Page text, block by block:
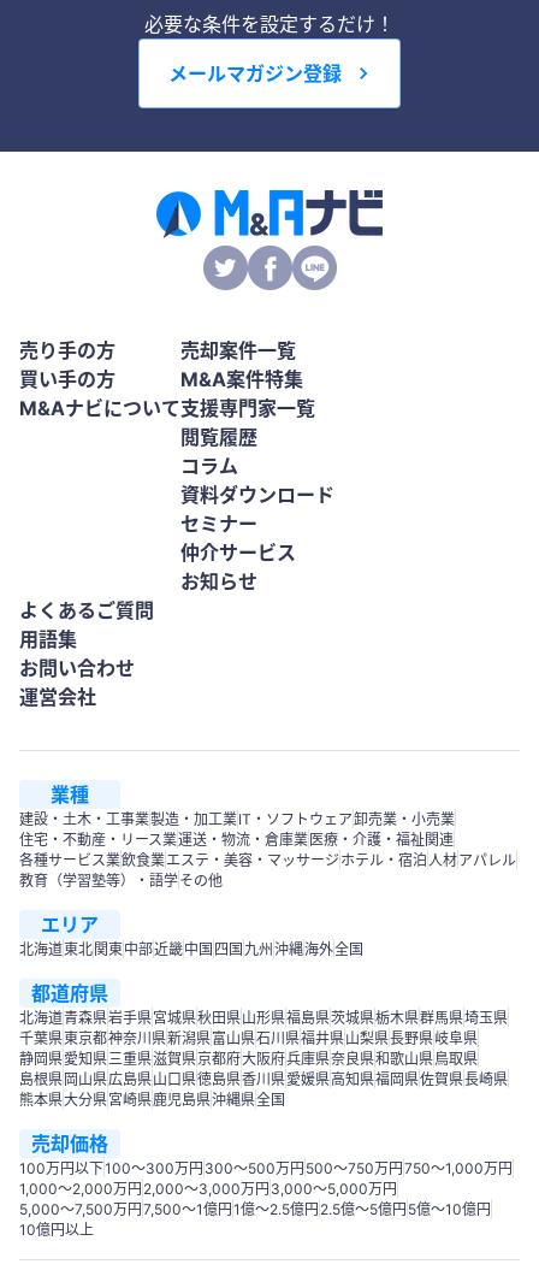
必要な条件を設定するだけ！
メールマガジン登録
売り手の方
買い手の方
M&Aナビについて
売却案件一覧
M&A案件特集
支援専門家一覧
閲覧履歴
コラム
資料ダウンロード
セミナー
仲介サービス
お知らせ
よくあるご質問
用語集
お問い合わせ
運営会社
業種
建設・土木・工事業製造・加工業IT・ソフトウェア卸売業・小売業
住宅・不動産・リース業運送・物流・倉庫業医療・介護・福祉関連
各種サービス業飲食業エステ・美容・マッサージ ホテル・宿泊 人材アパレル
教育（学習塾等）・語学その他
エリア
北海道東北関東中部近畿中国 四国 九州沖縄海外全国
都道府県
北海道青森県岩手県宮城県秋田県山形県福島県茨城県栃木県群馬県埼玉県
千葉県東京都神奈川県新潟県富山県石川県福井県山梨県長野県岐阜県
静岡県愛知県三重県滋賀県京都府大阪府兵庫県奈良県和歌山県鳥取県
島根県岡山県広島県山口県徳島県香川県愛媛県高知県福岡県佐賀県長崎県
熊本県大分県宮崎県鹿児島県沖縄県全国
売却価格
100万円以下100〜300万円 300〜500万円 500～750万円750〜1,000万円
1,000～2,000万円 2,000～3,000万円 3,000～5,000万円
5,000～7,500万円7,500～1億円1億～2.5億円 2.5億～5億円 5億～10億円
10億円以上